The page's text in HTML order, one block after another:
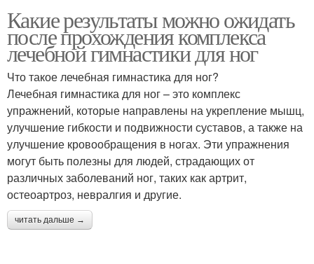
Какие результаты можно ожидать
после прохождения комплекса
лечебной гимнастики для ног
Что такое лечебная гимнастика для ног?
Лечебная гимнастика для ног – это комплекс
упражнений, которые направлены на укрепление мышц,
улучшение гибкости и подвижности суставов, а также на
улучшение кровообращения в ногах. Эти упражнения
могут быть полезны для людей, страдающих от
различных заболеваний ног, таких как артрит,
остеоартроз, невралгия и другие.
читать дальше →